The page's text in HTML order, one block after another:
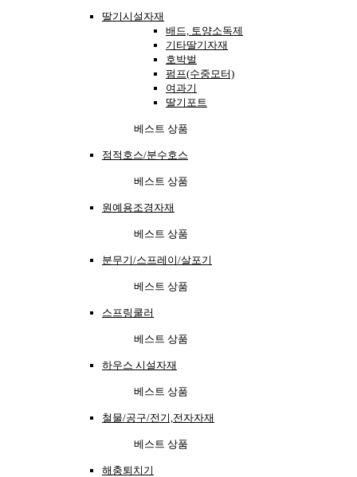
딸기시설자재
배드, 토양소독제
기타딸기자재
호박벌
펌프(수중모터)
여과기
딸기포트
베스트 상품
점적호스/분수호스
베스트 상품
원예용조경자재
베스트 상품
분무기/스프레이/살포기
베스트 상품
스프링쿨러
베스트 상품
하우스 시설자재
베스트 상품
철물/공구/전기,전자자재
베스트 상품
해충퇴치기